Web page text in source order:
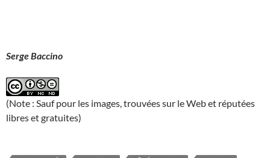
Serge Baccino
(Note : Sauf pour les images, trouvées sur le Web et réputées
libres et gratuites)